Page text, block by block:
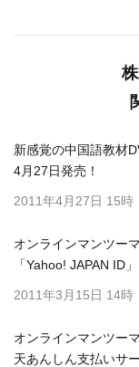
新感覚の中国語教材
4月27日発売！
2011年4月27日 15時
オンラインマンツー
「Yahoo! JAPAN ID
2011年3月15日 14時
オンラインマンツー
天あんしん支払いサ